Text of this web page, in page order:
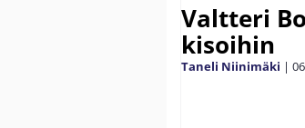
Valtteri
kisoihin
Taneli Niinimäki |